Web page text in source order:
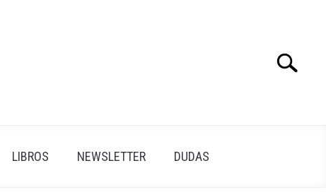
Search
LIBROS NEWSLETTER DUDAS